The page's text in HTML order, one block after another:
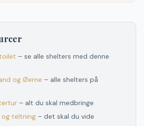
– se alle shelters med denne
og Øerne – alle shelters på
– alt du skal medbringe
og teltning – det skal du vide